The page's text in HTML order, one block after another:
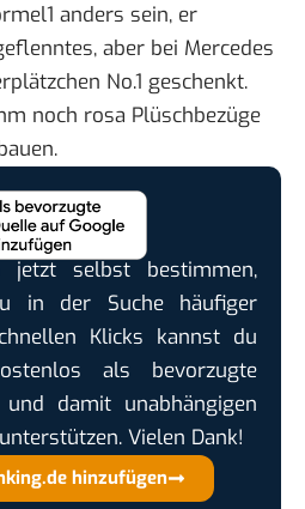
anders sein, er
aber bei Mercedes
No.1 geschenkt.
noch rosa Plüschbezüge
jetzt selbst bestimmen,
in der Suche häufiger
Klicks kannst du
als bevorzugte
damit unabhängigen
Vielen Dank!
hinzufügen